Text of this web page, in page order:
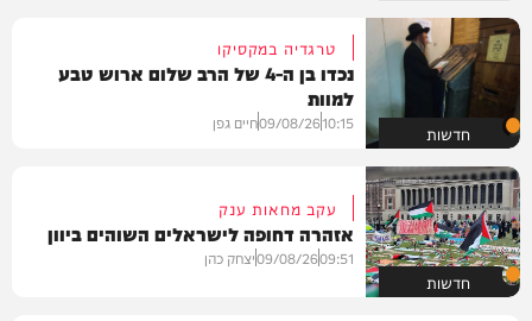
חדשות
טרגדיה במקסיקו
נכדו בן ה-4 של הרב שלום ארוש טבע
למוות
10:15
09/08/26חיים גפן
חדשות
עקב מחאות ענק
אזהרה דחופה לישראלים השוהים ביוון
09:51
09/08/26יצחק כהן